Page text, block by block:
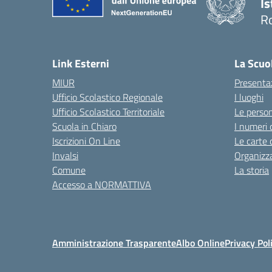
Link Esterni
MIUR
Ufficio Scolastico Regionale
Ufficio Scolastico Territoriale
Scuola in Chiaro
Iscrizioni On Line
Invalsi
Comune
Accesso a NORMATTIVA
La
I luoghi
Le
I numeri
Le carte
La storia
Amministrazione TrasparenteAlbo OnlinePrivacy